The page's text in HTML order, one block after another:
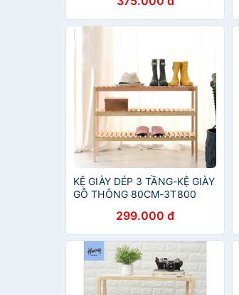
KỆ GIÀY DÉP 3 TẦNG-KỆ GIÀY
GỖ THÔNG 80CM-3T800
299.000 đ